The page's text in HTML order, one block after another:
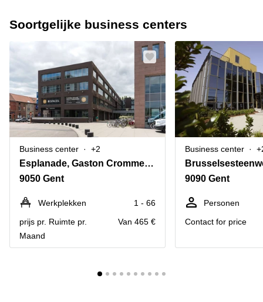
Soortgelijke business centers
Business center +2
Esplanade, Gaston Crommenlaan 8
9050 Gent
Werkplekken
1 - 66
prijs pr. Ruimte pr.
Maand
Van 465 €
Business center
9090 Gent
Personen
Contact for price